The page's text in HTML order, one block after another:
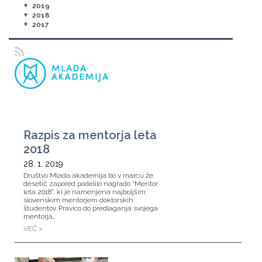
+ 2019
+ 2018
+ 2017
Razpis za mentorja leta
2018
28. 1. 2019
Društvo Mlada akademija bo v marcu že
desetič zapored podelilo nagrado “Mentor
leta 2018”, ki je namenjena najboljšim
slovenskim mentorjem doktorskih
študentov. Pravico do predlaganja svojega
mentorja…
VEČ >